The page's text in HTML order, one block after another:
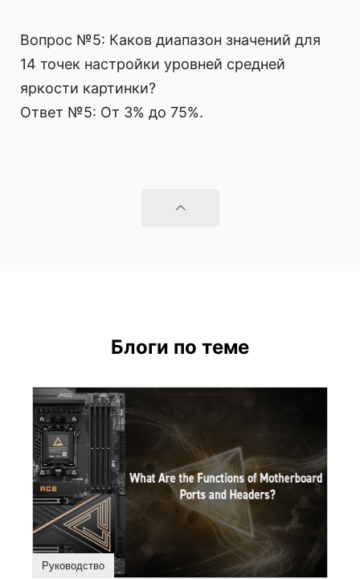
Вопрос №5: Каков диапазон значений для
14 точек настройки уровней средней
яркости картинки?
Ответ №5: От 3% до 75%.
Блоги по теме
Руководство